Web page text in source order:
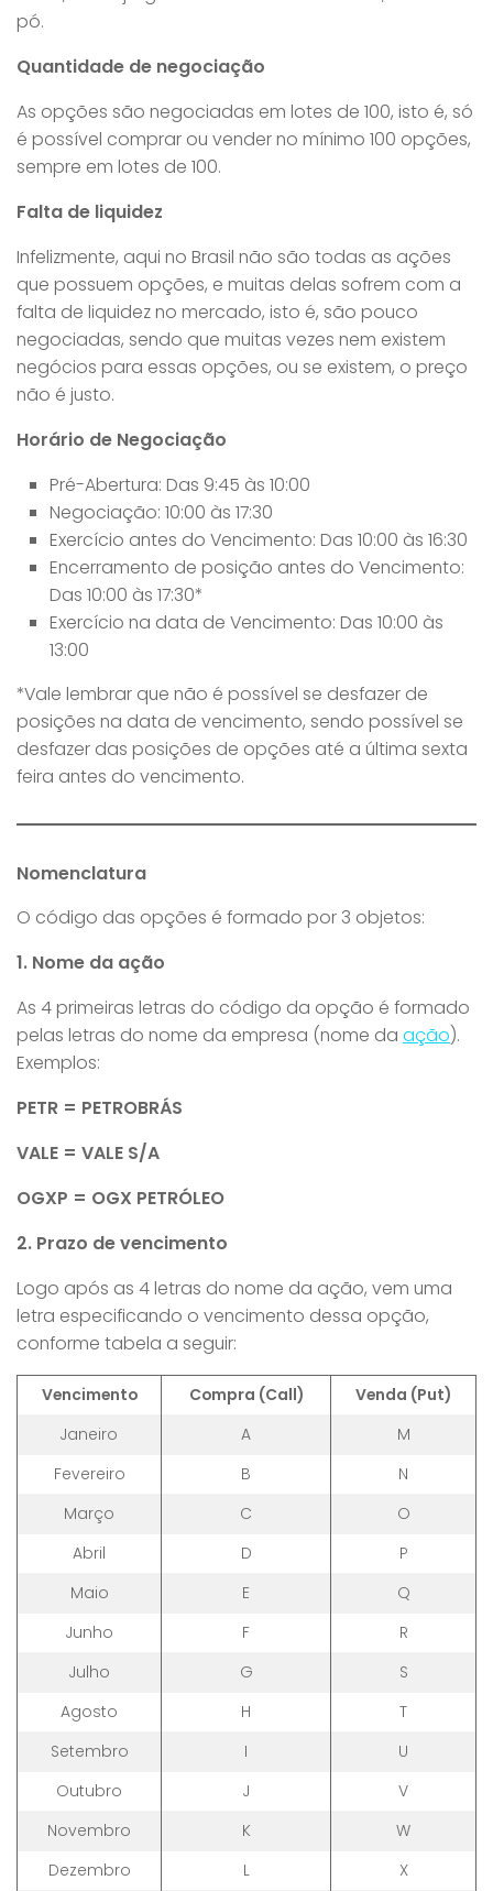
pó.
Quantidade de negociação
As opções são negociadas em lotes de 100, isto é, só
é possível comprar ou vender no mínimo 100 opções,
sempre em lotes de 100.
Falta de liquidez
Infelizmente, aqui no Brasil não são todas as ações
que possuem opções, e muitas delas sofrem com a
falta de liquidez no mercado, isto é, são pouco
negociadas, sendo que muitas vezes nem existem
negócios para essas opções, ou se existem, o preço
não é justo.
Horário de Negociação
Pré-Abertura: Das 9:45 às 10:00
Negociação: 10:00 às 17:30
Exercício antes do Vencimento: Das 10:00 às 16:30
Encerramento de posição antes do Vencimento:
Das 10:00 às 17:30*
Exercício na data de Vencimento: Das 10:00 às
13:00
*Vale lembrar que não é possível se desfazer de
posições na data de vencimento, sendo possível se
desfazer das posições de opções até a última sexta
feira antes do vencimento.
Nomenclatura
O código das opções é formado por 3 objetos:
1. Nome da ação
As 4 primeiras letras do código da opção é formado
pelas letras do nome da empresa (nome da ação).
Exemplos:
PETR = PETROBRÁS
VALE = VALE S/A
OGXP = OGX PETRÓLEO
2. Prazo de vencimento
Logo após as 4 letras do nome da ação, vem uma
letra especificando o vencimento dessa opção,
conforme tabela a seguir:
Vencimento Compra (Call)
Venda (Put)
Janeiro
A
M
Fevereiro
B
N
Março
C
O
Abril
D
P
Maio
E
Q
Junho
F
R
Julho
G
S
Agosto
H
T
Setembro
I
U
Outubro
J
V
Novembro
K
W
Dezembro
L X